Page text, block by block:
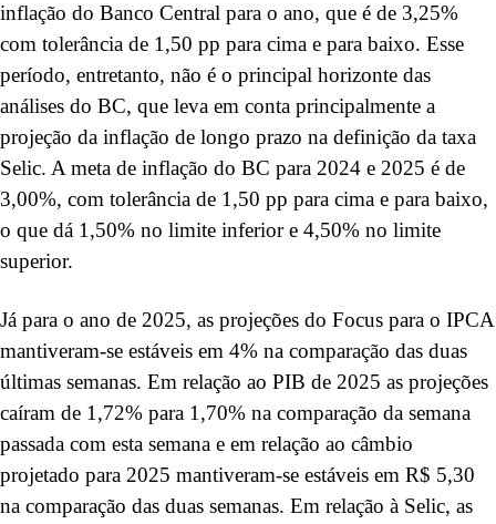
inflação do Banco Central para o ano, que é de 3,25%
com tolerância de 1,50 pp para cima e para baixo. Esse
período, entretanto, não é o principal horizonte das
análises do BC, que leva em conta principalmente a
projeção da inflação de longo prazo na definição da taxa
Selic. A meta de inflação do BC para 2024 e 2025 é de
3,00%, com tolerância de 1,50 pp para cima e para baixo,
o que dá 1,50% no limite inferior e 4,50% no limite
superior.
Já para o ano de 2025, as projeções do Focus para o IPCA
mantiveram-se estáveis em 4% na comparação das duas
últimas semanas. Em relação ao PIB de 2025 as projeções
caíram de 1,72% para 1,70% na comparação da semana
passada com esta semana e em relação ao câmbio
projetado para 2025 mantiveram-se estáveis em R$ 5,30
na comparação das duas semanas. Em relação à Selic, as